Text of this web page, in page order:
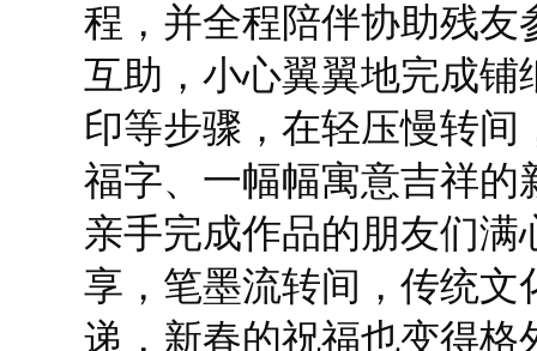
程，并全程陪伴协助残友
互助，小心翼翼地完成铺
印等步骤，在轻压慢转间
福字、一幅幅寓意吉祥的
亲手完成作品的朋友们满
享，笔墨流转间，传统文
递，新春的祝福也变得格